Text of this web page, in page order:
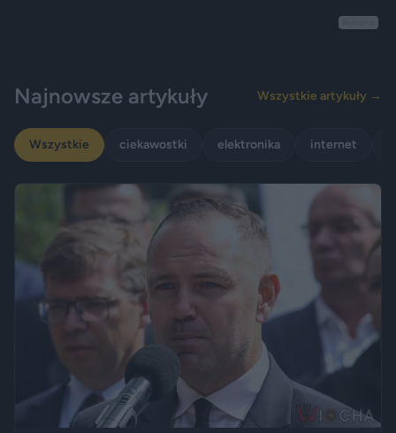
Najnowsze artykuły Wszystkie artykuły →
Wszystkie ciekawostki elektronika internet